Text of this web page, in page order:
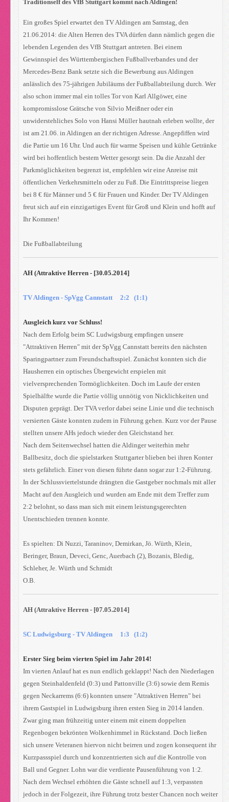
Traditionself des VfB Stuttgart kommt nach Aldingen!
Ein großes Spiel erwartet den TV Aldingen am Samstag, den
21.06.2014: die Alten Herren des TVA dürfen dann nämlich gegen die
lebenden Legenden des VfB Stuttgart antreten. Bei einem
Gewinnspiel des Württembergischen Fußballverbandes und der
Mercedes-Benz Bank setzte sich die Bewerbung aus Aldingen
anlässlich des 75-jährigen Jubiläums der Fußballabteilung durch. Wer
also schon immer mal ein tolles Tor von Karl Allgöwer, eine
kompromisslose Grätsche von Silvio Meißner oder ein
unwiderstehliches Solo von Hansi Müller hautnah erleben wollte, der
ist am 21.06. in Aldingen an der richtigen Adresse. Angepfiffen wird
die Partie um 16 Uhr. Und auch für warme Speisen und kühle Getränke
wird bei hoffentlich bestem Wetter gesorgt sein. Da die Anzahl der
Parkmöglichkeiten begrenzt ist, empfehlen wir eine Anreise mit
öffentlichen Verkehrsmitteln oder zu Fuß. Die Eintrittspreise liegen
bei 8 € für Männer und 5 € für Frauen und Kinder. Der TV Aldingen
freut sich auf ein einzigartiges Event für Groß und Klein und hofft auf
Ihr Kommen!
Die Fußballabteilung
AH (Attraktive Herren - [30.05.2014]
TV Aldingen - SpVgg Cannstatt 2:2 (1:1)
Ausgleich kurz vor Schluss!
Nach dem Erfolg beim SC Ludwigsburg empfingen unsere
"Attraktiven Herren" mit der SpVgg Cannstatt bereits den nächsten
Sparingpartner zum Freundschaftsspiel. Zunächst konnten sich die
Hausherren ein optisches Übergewicht erspielen mit
vielversprechenden Tormöglichkeiten. Doch im Laufe der ersten
Spielhälfte wurde die Partie völlig unnötig von Nicklichkeiten und
Disputen geprägt. Der TVA verlor dabei seine Linie und die technisch
versierten Gäste konnten zudem in Führung gehen. Kurz vor der Pause
stellten unsere AHs jedoch wieder den Gleichstand her.
Nach dem Seitenwechsel hatten die Aldinger weiterhin mehr
Ballbesitz, doch die spielstarken Stuttgarter blieben bei ihren Konter
stets gefährlich. Einer von diesen führte dann sogar zur 1:2-Führung.
In der Schlussviertelstunde drängten die Gastgeber nochmals mit aller
Macht auf den Ausgleich und wurden am Ende mit dem Treffer zum
2:2 belohnt, so dass man sich mit einem leistungsgerechten
Unentschieden trennen konnte.
Es spielten: Di Nuzzi, Taraninov, Demirkan, Jö. Würth, Klein,
Beringer, Braun, Deveci, Genc, Auerbach (2), Bozanis, Bledig,
Schleher, Je. Würth und Schmidt
O.B.
AH (Attraktive Herren - [07.05.2014]
SC Ludwigsburg - TV Aldingen 1:3 (1:2)
Erster Sieg beim vierten Spiel im Jahr 2014!
Im vierten Anlauf hat es nun endlich geklappt! Nach den Niederlagen
gegen Steinhaldenfeld (0:3) und Pattonville (3:6) sowie dem Remis
gegen Neckarrems (6:6) konnten unsere "Attraktiven Herren" bei
ihrem Gastspiel in Ludwigsburg ihren ersten Sieg in 2014 landen.
Zwar ging man frühzeitig unter einem mit einem doppelten
Regenbogen bekrönten Wolkenhimmel in Rückstand. Doch ließen
sich unsere Veteranen hiervon nicht beirren und zogen konsequent ihr
Kurzpassspiel durch und konzentrierten sich auf die Kontrolle von
Ball und Gegner. Lohn war die verdiente Pausenführung von 1:2.
Nach dem Wechsel erhöhten die Gäste schnell auf 1:3, verpassten
jedoch in der Folgezeit, ihre Führung trotz bester Chancen noch weiter